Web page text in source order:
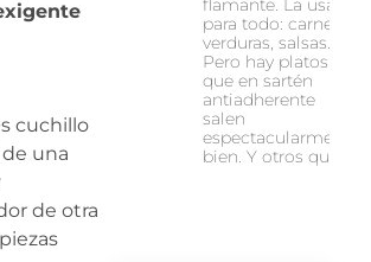
cuchillo
una
de otra
flamante. La usas
para todo: carne,
verduras, salsas…
Pero hay platos
que en sartén
antiadherente
salen
espectacularmente
bien. Y otros que…